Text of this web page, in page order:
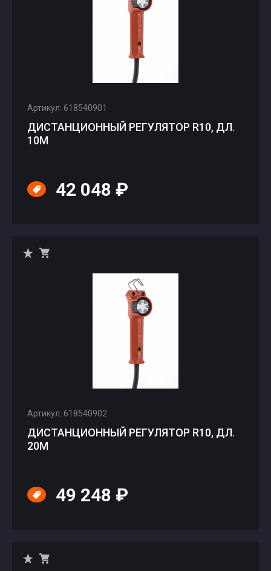
Артикул: 618540901
ДИСТАНЦИОННЫЙ РЕГУЛЯТОР R10, ДЛ.
10М
42 048 ₽
Артикул: 618540902
ДИСТАНЦИОННЫЙ РЕГУЛЯТОР R10, ДЛ.
20М
49 248 ₽